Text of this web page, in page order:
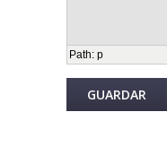
Path: p
Desactivar